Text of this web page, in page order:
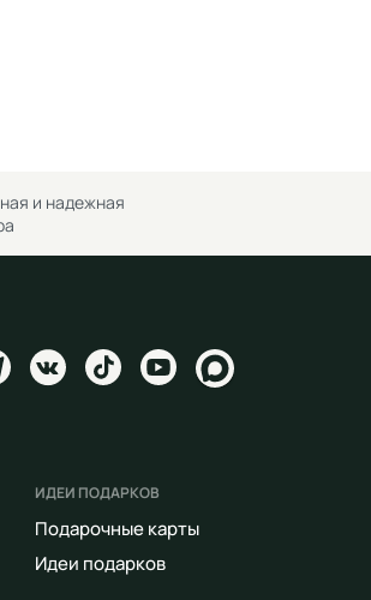
и надежная
ИДЕИ ПОДАРКОВ
Подарочные карты
Идеи подарков